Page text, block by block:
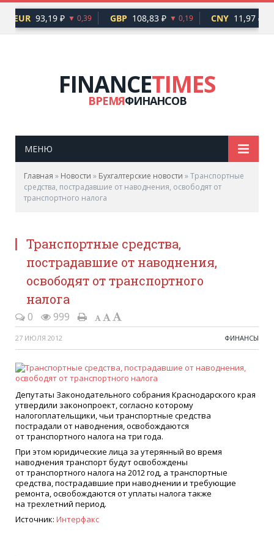
EUR 93,19 ₽ ▼ 0,39 GBP 108,83 ₽ ▼ 0,19 CNY 11,97 ₽
FINANCETIMES
ВРЕМЯФИНАНСОВ
МЕНЮ
Главная » Новости » Бухгалтерские новости »Транспортные
средства, пострадавшие от наводнения, освободят от
транспортного налога
Транспортные средства,
пострадавшие от наводнения,
освободят от транспортного
налога
0 999
27 ИЮЛЯ 2012 ФИНАНСЫ
Депутаты Законодательного собрания Краснодарского края
утвердили законопроект, согласно которому
налогоплательщики, чьи транспортные средства
пострадали от наводнения, освобождаются
от транспортного налога на три года.
При этом юридические лица за утерянный во время
наводнения транспорт будут освобождены
от транспортного налога на 2012 год, а транспортные
средства, пострадавшие при наводнении и требующие
ремонта, освобождаются от уплаты налога также
на трехлетний период.
Источник: Интерфакс